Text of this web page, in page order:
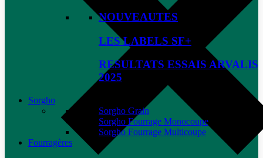
NOUVEAUTES
LES LABELS SF+
RESULTATS ESSAIS ARVALIS
2025
Sorgho
Sorgho Grain
Sorgho Fourrage Monocoupe
Sorgho Fourrage Multicoupe
Fourragères